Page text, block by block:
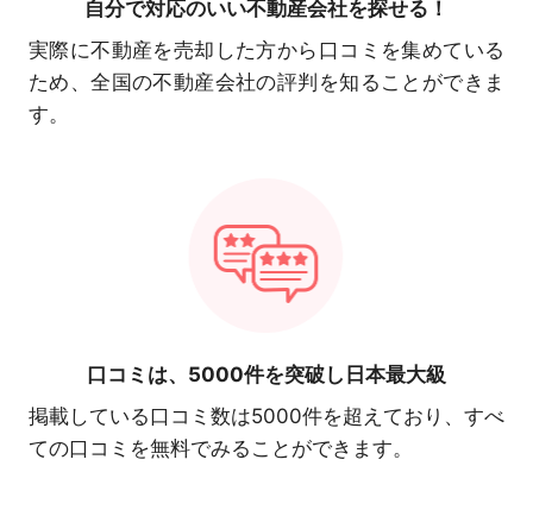
自分で対応のいい不動産会社を探せる！
実際に不動産を売却した方から口コミを集めている
ため、全国の不動産会社の評判を知ることができま
す。
口コミは、 5000件を突破し日本最大級
掲載している口コミ数は5000件を超えており、すべ
ての口コミを無料でみることができます。